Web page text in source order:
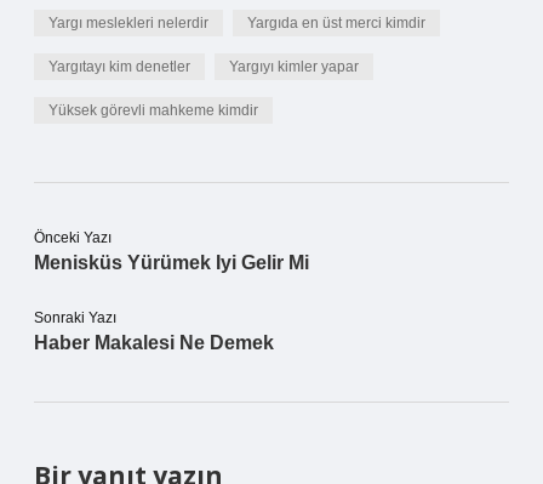
Yargı meslekleri nelerdir Yargıda en üst merci kimdir
Yargıtayı kim denetler Yargıyı kimler yapar
Yüksek görevli mahkeme kimdir
Önceki Yazı
Menisküs Yürümek Iyi Gelir Mi
Sonraki Yazı
Haber Makalesi Ne Demek
Bir yanıt yazın